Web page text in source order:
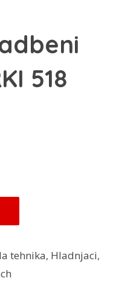
518
tehnika, Hladnjaci,